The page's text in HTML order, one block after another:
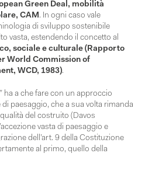
Green Deal, mobilità
CAM. In ogni caso vale
di sviluppo sostenibile
vasta, estendendo il concetto al
sociale e culturale (Rapporto
World Commission of
WCD, 1983).
” ha a che fare con un approccio
paesaggio, che a sua volta rimanda
del costruito (Davos
vasta di paesaggio e
dell’art. 9 della Costituzione
al primo, quello della